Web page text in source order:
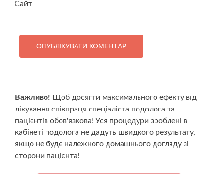
Сайт
Важливо! Щоб досягти максимального ефекту від
лікування співпраця спеціаліста подолога та
пацієнтів обов'язкова! Уся процедури зроблені в
кабінеті подолога не дадуть швидкого результату,
якщо не буде належного домашнього догляду зі
сторони пацієнта!